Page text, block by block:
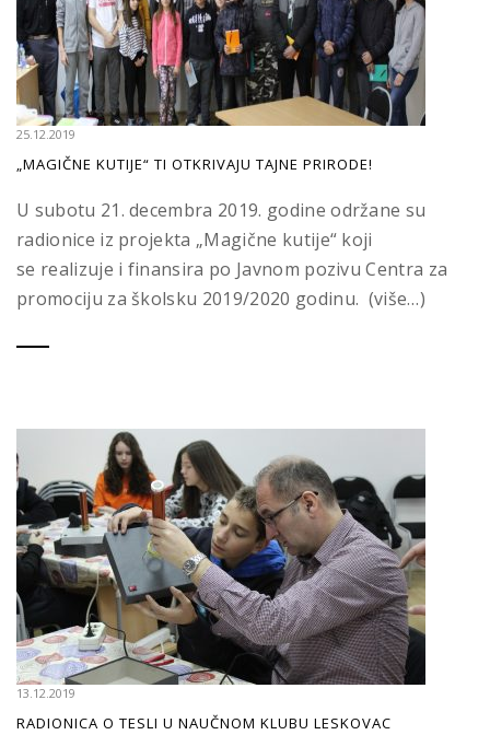
25.12.2019
„MAGIČNE KUTIJE“ TI OTKRIVAJU TAJNE PRIRODE!
U subotu 21. decembra 2019. godine održane su
radionice iz projekta „Magične kutije“ koji
se realizuje i finansira po Javnom pozivu Centra za
promociju za školsku 2019/2020 godinu. (više…)
13.12.2019
RADIONICA O TESLI U NAUČNOM KLUBU LESKOVAC